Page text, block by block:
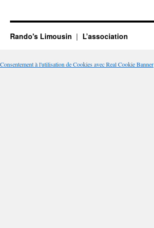
Rando's Limousin L’association
Consentement à l'utilisation de Cookies avec Real Cookie Banner